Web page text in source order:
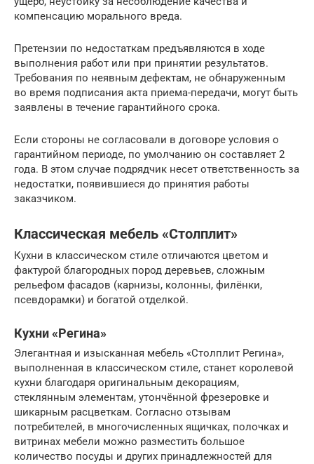
компенсацию морального вреда.
Претензии по недостаткам предъявляются в ходе
выполнения работ или при принятии результатов.
Требования по неявным дефектам, не обнаруженным
во время подписания акта приема-передачи, могут быть
заявлены в течение гарантийного срока.
Если стороны не согласовали в договоре условия о
гарантийном периоде, по умолчанию он составляет 2
года. В этом случае подрядчик несет ответственность за
недостатки, появившиеся до принятия работы
заказчиком.
Классическая мебель «Столплит»
Кухни в классическом стиле отличаются цветом и
фактурой благородных пород деревьев, сложным
рельефом фасадов (карнизы, колонны, филёнки,
псевдорамки) и богатой отделкой.
Кухни «Регина»
Элегантная и изысканная мебель «Столплит Регина»,
выполненная в классическом стиле, станет королевой
кухни благодаря оригинальным декорациям,
стеклянным элементам, утончённой фрезеровке и
шикарным расцветкам. Согласно отзывам
потребителей, в многочисленных ящичках, полочках и
витринах мебели можно разместить большое
количество посуды и других принадлежностей для